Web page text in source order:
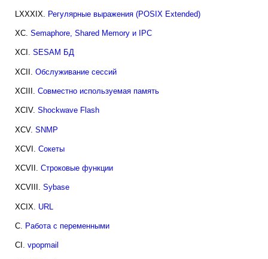
LXXXIX. Регулярные выражения (POSIX Extended)
XC. Semaphore, Shared Memory и IPC
XCI. SESAM БД
XCII. Обслуживание сессий
XCIII. Совместно используемая память
XCIV. Shockwave Flash
XCV. SNMP
XCVI. Сокеты
XCVII. Строковые функции
XCVIII. Sybase
XCIX. URL
C. Работа с переменными
CI. vpopmail